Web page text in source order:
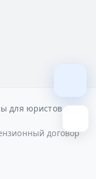
для юристов и
договор